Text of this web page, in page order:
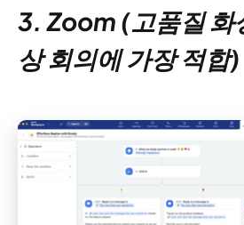
3. Zoom (고품질 화
상 회의에 가장 적합)